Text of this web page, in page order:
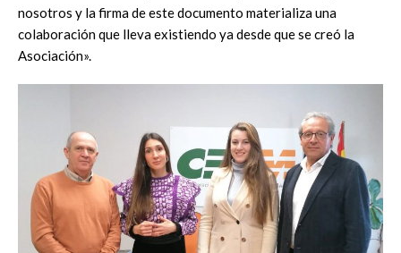
nosotros y la firma de este documento materializa una
colaboración que lleva existiendo ya desde que se creó la
Asociación».